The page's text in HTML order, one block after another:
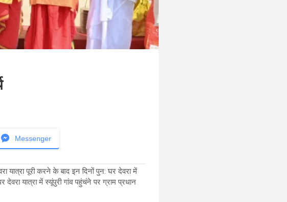
Messenger
यात्रा पूरी करने के बाद इन दिनों पुन: घर देवरा में
देवरा यात्रा में स्यूंपुरी गांव पहुंचंने पर ग्राम प्रधान